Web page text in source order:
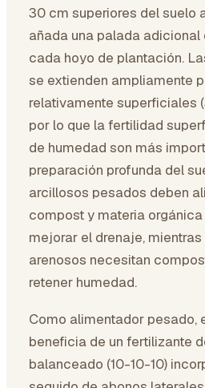
30 cm superiores del suelo
añada una palada
cada hoyo de plantación.
se extienden ampliamente
relativamente superficiales
por lo que la fertilidad
de humedad son más
preparación profunda del
arcillosos pesados deben
compost y materia
mejorar el drenaje,
arenosos necesitan
retener humedad.
Como alimentador pesado,
beneficia de un fertilizante
balanceado (10-10-10)